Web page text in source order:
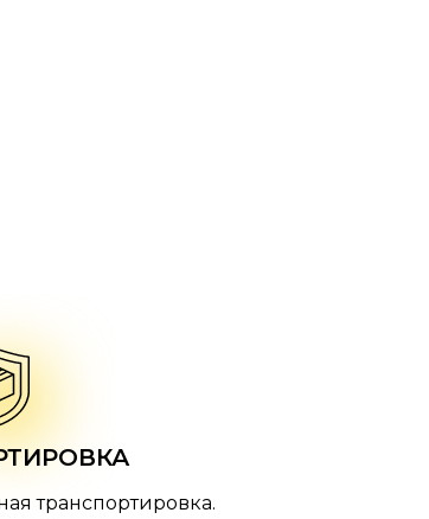
транспортировка.